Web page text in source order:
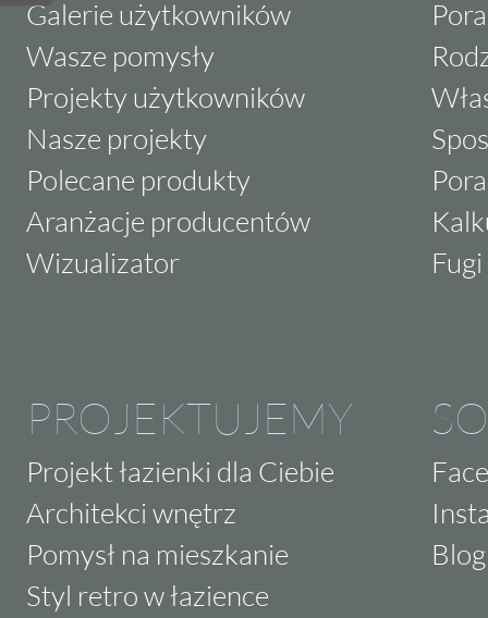
Galerie użytkowników
Wasze pomysły
Projekty użytkowników
Nasze projekty
Polecane produkty
Aranżacje producentów
Wizualizator
PROJEKTUJEMY
Projekt łazienki dla Ciebie
Architekci wnętrz
Pomysł na mieszkanie
Styl retro w łazience
Blog